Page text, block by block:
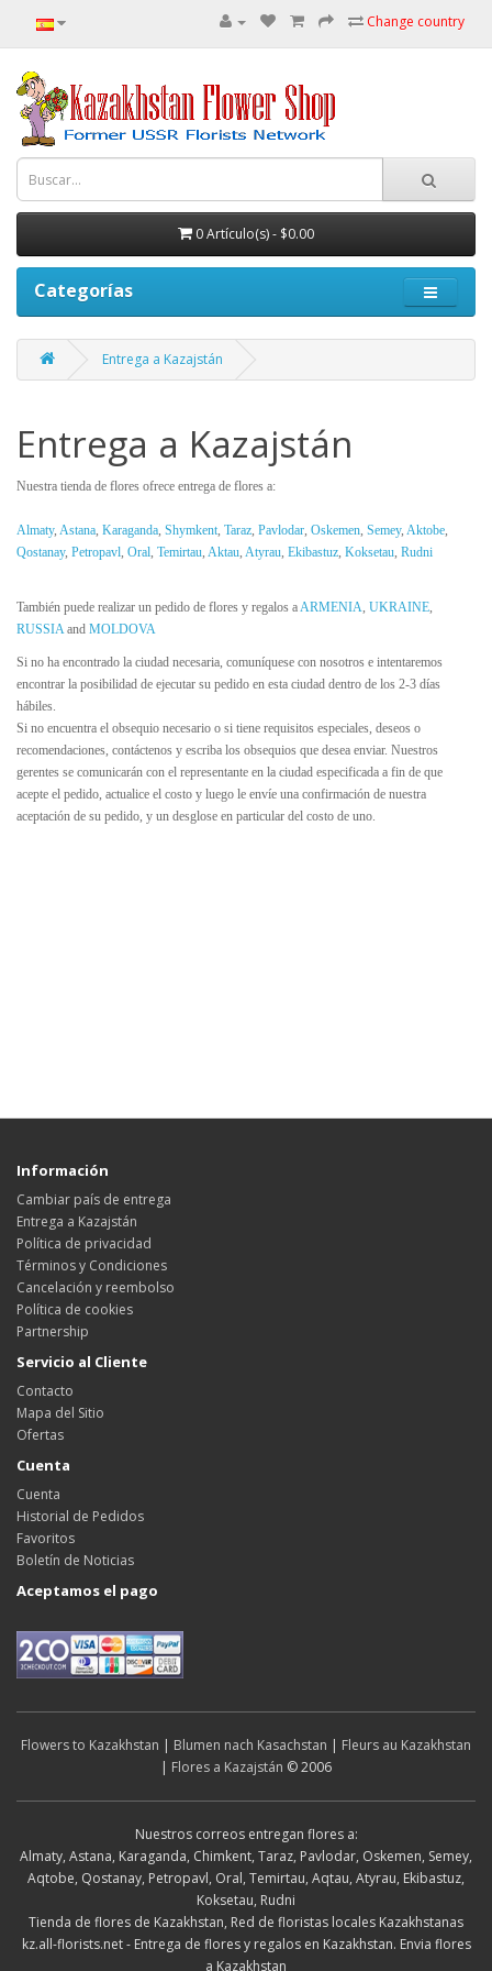
Change country
0 Artículo(s) - $0.00
Categorías
Entrega a Kazajstán
Entrega a Kazajstán
Nuestra tienda de flores ofrece entrega de flores a:
Almaty, Astana, Karaganda, Shymkent, Taraz, Pavlodar, Oskemen, Semey, Aktobe,
Qostanay, Petropavl, Oral, Temirtau, Aktau, Atyrau, Ekibastuz, Koksetau, Rudni
También puede realizar un pedido de flores y regalos aARMENIA, UKRAINE,
RUSSIAand MOLDOVA
Si no ha encontrado la ciudad necesaria, comuníquese con nosotros e intentaremos
encontrar la posibilidad de ejecutar su pedido en esta ciudad dentro de los 2-3 días
hábiles.
Si no encuentra el obsequio necesario o si tiene requisitos especiales, deseos o
recomendaciones, contáctenos y escriba los obsequios que desea enviar. Nuestros
gerentes se comunicarán con el representante en la ciudad especificada a fin de que
acepte el pedido, actualice el costo y luego le envíe una confirmación de nuestra
aceptación de su pedido, y un desglose en particular del costo de uno.
Información
Cambiar país de entrega
Entrega a Kazajstán
Política de privacidad
Términos y Condiciones
Cancelación y reembolso
Política de cookies
Partnership
Servicio al Cliente
Contacto
Mapa del Sitio
Ofertas
Cuenta
Cuenta
Historial de Pedidos
Favoritos
Boletín de Noticias
Aceptamos el pago
Flowers to Kazakhstan | Blumen nach Kasachstan | Fleurs au Kazakhstan
| Flores a Kazajstán © 2006
Nuestros correos entregan flores a:
Almaty, Astana, Karaganda, Chimkent, Taraz, Pavlodar, Oskemen, Semey,
Aqtobe, Qostanay, Petropavl, Oral, Temirtau, Aqtau, Atyrau, Ekibastuz,
Koksetau, Rudni
Tienda de flores de Kazakhstan, Red de floristas locales Kazakhstanas
kz.all-florists.net - Entrega de flores y regalos en Kazakhstan. Envia flores
a Kazakhstan